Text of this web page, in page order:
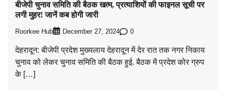
बीजेपी चुनाव समिति की बैठक खत्म, प्रत्याशियों की फाइनल सूची पर
लगी मुहर! जानें कब होगी जारी
Roorkee Hub December 27, 2024 0
देहरादून: बीजेपी प्रदेश मुख्यलाय देहरादून में देर रात तक नगर निकाय
चुनाव को लेकर चुनाव समिति की बैठक हुई. बैठक में प्रदेश कोर ग्रुप
के […]